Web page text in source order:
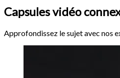
Capsules vidéo
Approfondissez le sujet avec nos